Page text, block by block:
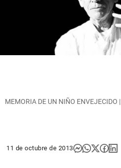
MEMORIA DE UN NIÑO ENVEJECIDO |
11 de octubre de 2013